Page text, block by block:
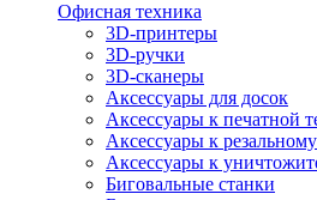
Офисная техника
3D-принтеры
3D-ручки
3D-сканеры
Аксессуары для досок
Аксессуары к печатной
Аксессуары к
Аксессуары к
Биговальные станки